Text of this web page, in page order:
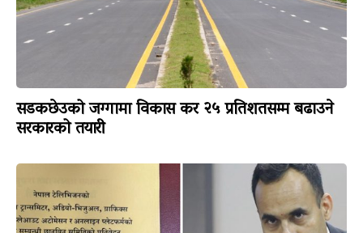
सडकछेउको जग्गामा विकास कर २५ प्रतिशतसम्म बढाउने
सरकारको तयारी